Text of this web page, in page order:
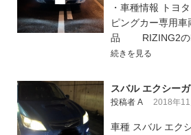
・車種情報 トヨ
ピングカー専用
品 RIZING2の
続きを見る
スバル エクシーガ
投稿者 A 2018年11
車種 スバル エク